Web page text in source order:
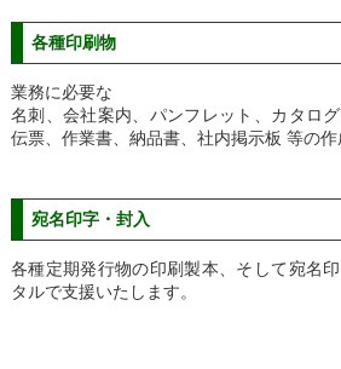
各種印刷物
業務に必要な
名刺、会社案内、パンフレット、カタロ
伝票、作業書、納品書、社内掲示板 等の作
宛名印字・封入
各種定期発行物の印刷製本、そして宛名
タルで支援いたします。